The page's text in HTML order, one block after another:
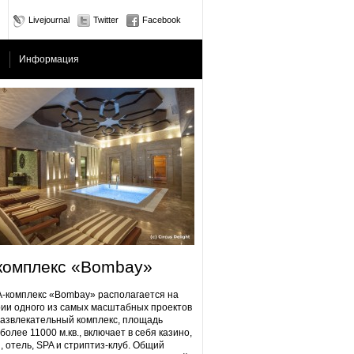
Livejournal Twitter Facebook
Информация
«Bombay»
«Bombay» располагается на
одного из самых масштабных проектов
комплекс, площадь
11000 м.кв., включает в себя казино,
отель, SPA и стриптиз-клуб. Общий